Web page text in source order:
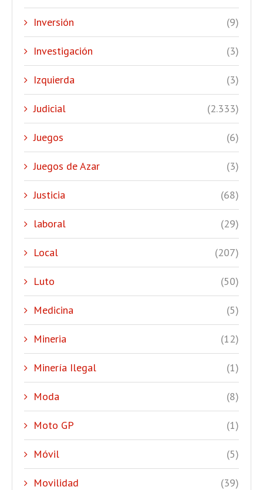
Inversión (9)
Investigación (3)
Izquierda (3)
Judicial (2.333)
Juegos (6)
Juegos de Azar (3)
Justicia (68)
laboral (29)
Local (207)
Luto (50)
Medicina (5)
Mineria (12)
Minería Ilegal (1)
Moda (8)
Moto GP (1)
Móvil (5)
Movilidad (39)